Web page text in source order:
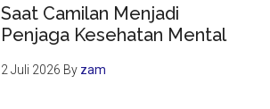
Saat Camilan Menjadi
Penjaga Kesehatan Mental
2 Juli 2026 By zam